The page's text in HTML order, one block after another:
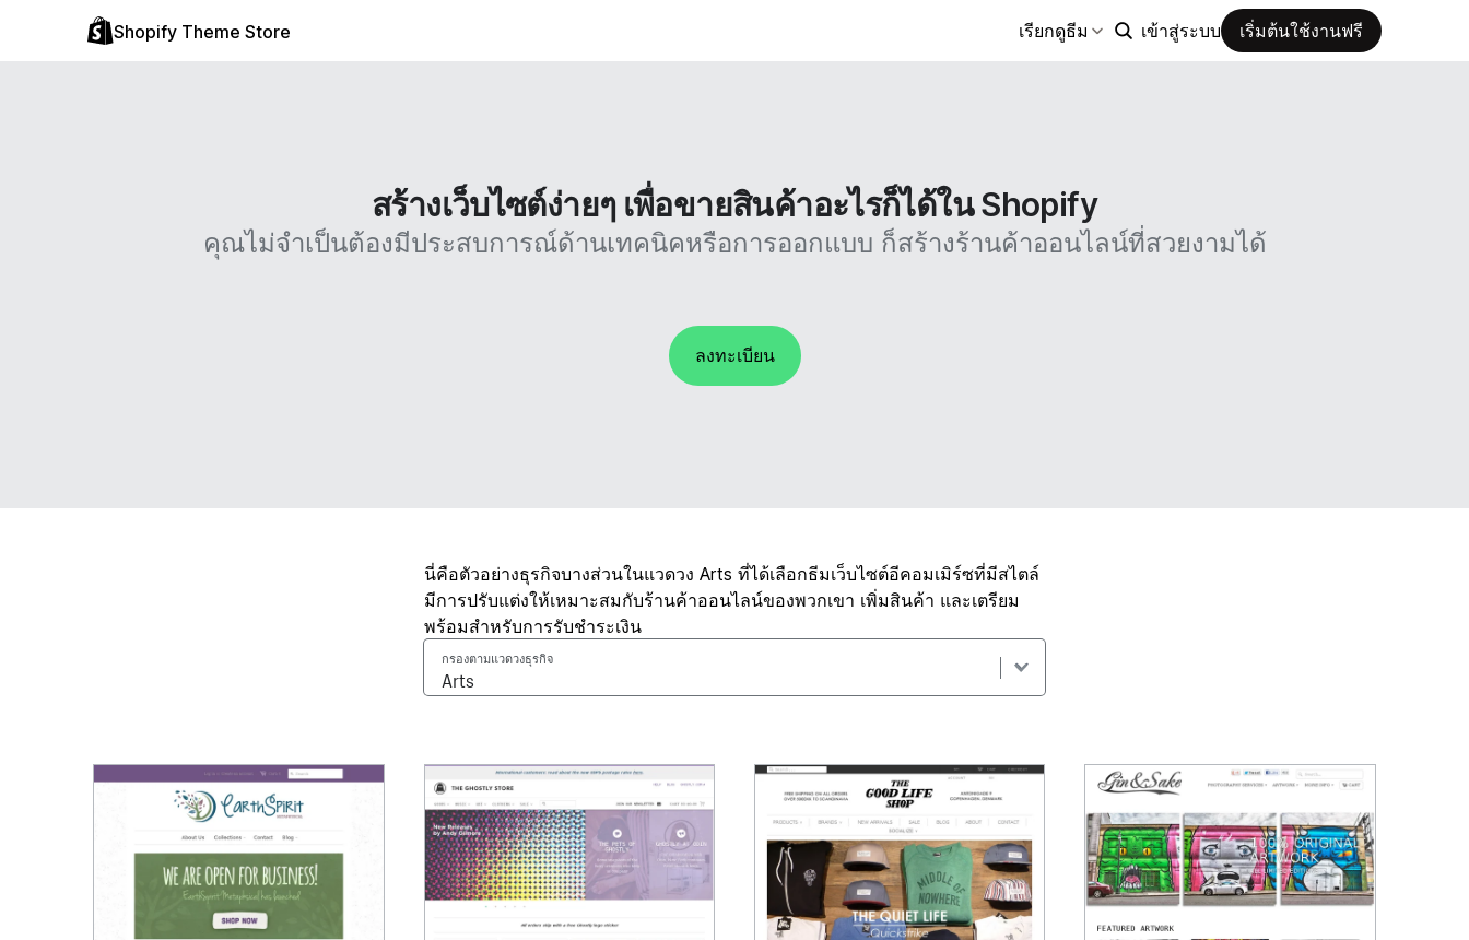
Shopify Theme Store เรียกดูธีม เข้าสู่ระบบ เริ่มต้นใช้งานฟรี
สร้างเว็บไซต์ง่ายๆ เพื่อขายสินค้าอะไรก็ได้ใน Shopify
คุณไม่จำเป็นต้องมีประสบการณ์ด้านเทคนิคหรือการออกแบบ ก็สร้างร้านค้าออนไลน์ที่สวยงามได้
ลงทะเบียน
นี่คือตัวอย่างธุรกิจบางส่วนในแวดวง Arts ที่ได้เลือกธีมเว็บไซต์อีคอมเมิร์ซที่มีสไตล์
มีการปรับแต่งให้เหมาะสมกับร้านค้าออนไลน์ของพวกเขา เพิ่มสินค้า และเตรียม
พร้อมสำหรับการรับชำระเงิน
กรองตามแวดวงธุรกิจ